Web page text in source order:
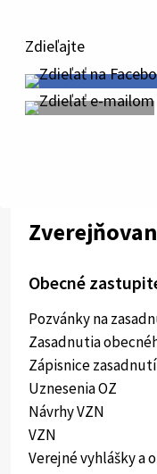
Zdieľajte
Obecné
Pozvánky na
Zasadnutia
Zápisnice
Uznesenia OZ
Návrhy VZN
VZN
Verejné vyhlášky a